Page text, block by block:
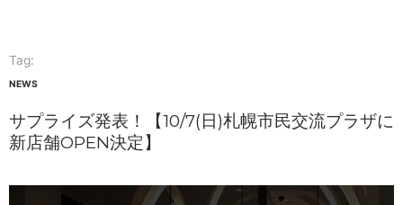
Tag:
NEWS
サプライズ発表！【10/7(日)札幌市民交流プラザに
新店舗OPEN決定】